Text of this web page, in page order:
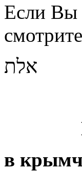
Если Вы
אלת
в